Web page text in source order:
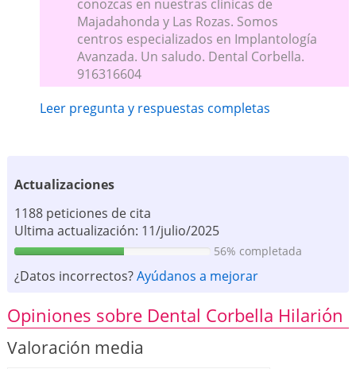
conozcas en nuestras clínicas de
Majadahonda y Las Rozas. Somos
centros especializados en Implantología
Avanzada. Un saludo. Dental Corbella.
916316604
Leer pregunta y respuestas completas
Actualizaciones
1188 peticiones de cita
Ultima actualización: 11/julio/2025
56% completada
¿Datos incorrectos?Ayúdanos a mejorar
Opiniones sobre Dental Corbella Hilarión
Valoración media